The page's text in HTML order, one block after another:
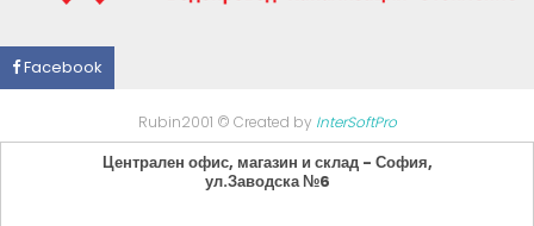
Facebook
Rubin2001 © Created by InterSoftPro
Централен офис, магазин и склад - София,
ул.Заводска №6